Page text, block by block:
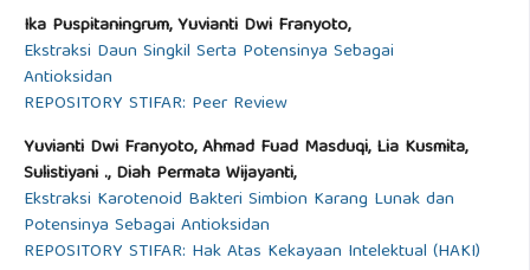
Ika Puspitaningrum, Yuvianti Dwi Franyoto,
Ekstraksi Daun Singkil Serta Potensinya Sebagai
Antioksidan
REPOSITORY STIFAR: Peer Review
Yuvianti Dwi Franyoto, Ahmad Fuad Masduqi, Lia Kusmita,
Sulistiyani ., Diah Permata Wijayanti,
Ekstraksi Karotenoid Bakteri Simbion Karang Lunak dan
Potensinya Sebagai Antioksidan
REPOSITORY STIFAR: Hak Atas Kekayaan Intelektual (HAKI)